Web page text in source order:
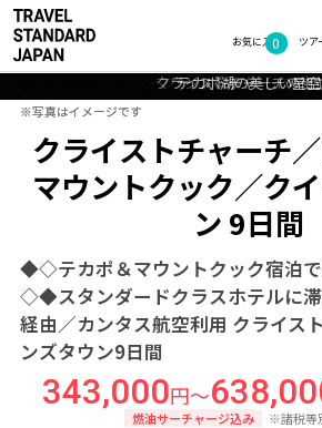
お気に入り
0 ツア
オセアニア・南太平洋 ニュージーランド
クライストチャーチ
マウントクック／ク
ン 9日間
◆◇テカポ＆マウントクック宿泊
◇◆スタンダードクラスホテルに
経由／カンタス航空利用 クライス
ンズタウン9日間
343,000円～
燃油サーチャージ込み ※諸税等
クライストチャーチ（イメ
クライストチャーチの
マウントクック（イメー
テカポ湖の美しい星空
クライストチャーチの街
※写真はイメージです
※写真はイメージです